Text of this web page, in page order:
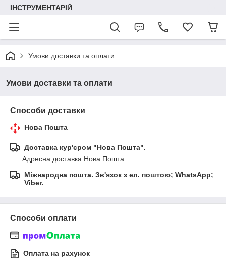
ІНСТРУМЕНТАРІЙ
Умови доставки та оплати
Умови доставки та оплати
Способи доставки
Нова Пошта
Доставка кур'єром "Нова Пошта".
Адресна доставка Нова Пошта
Міжнародна пошта. Зв'язок з ел. поштою; WhatsApp;
Viber.
Способи оплати
Оплата на рахунок